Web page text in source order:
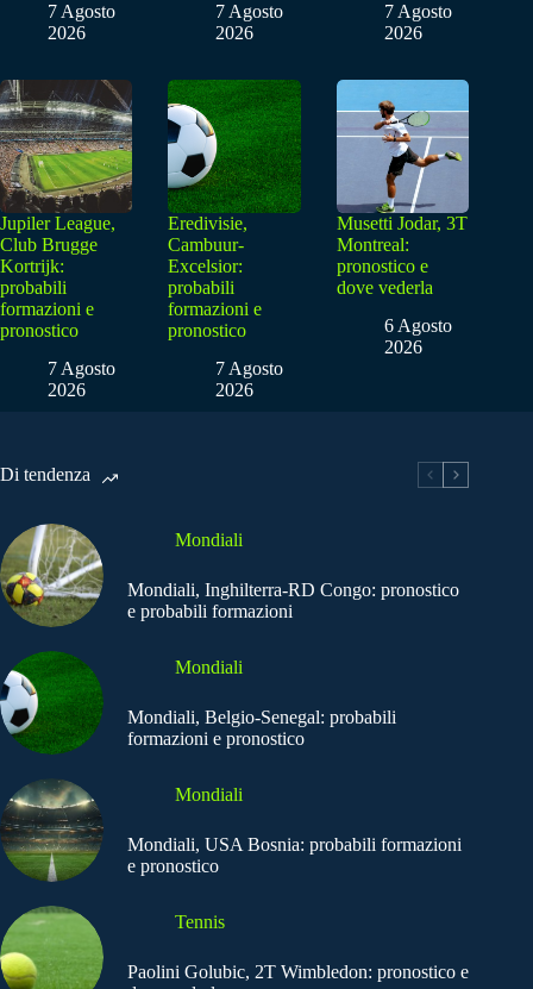
7 Agosto
2026
7 Agosto
2026
7 Agosto
2026
Jupiler League,
Club Brugge
Kortrijk:
probabili
formazioni e
pronostico
7 Agosto
2026
Eredivisie,
Cambuur-
Excelsior:
probabili
formazioni e
pronostico
7 Agosto
2026
Musetti Jodar, 3T
Montreal:
pronostico e
dove vederla
6 Agosto
2026
Di tendenza
Mondiali
Mondiali, Inghilterra-RD Congo: pronostico
e probabili formazioni
Mondiali
Mondiali, Belgio-Senegal: probabili
formazioni e pronostico
Mondiali
Mondiali, USA Bosnia: probabili formazioni
e pronostico
Tennis
Paolini Golubic, 2T Wimbledon: pronostico e